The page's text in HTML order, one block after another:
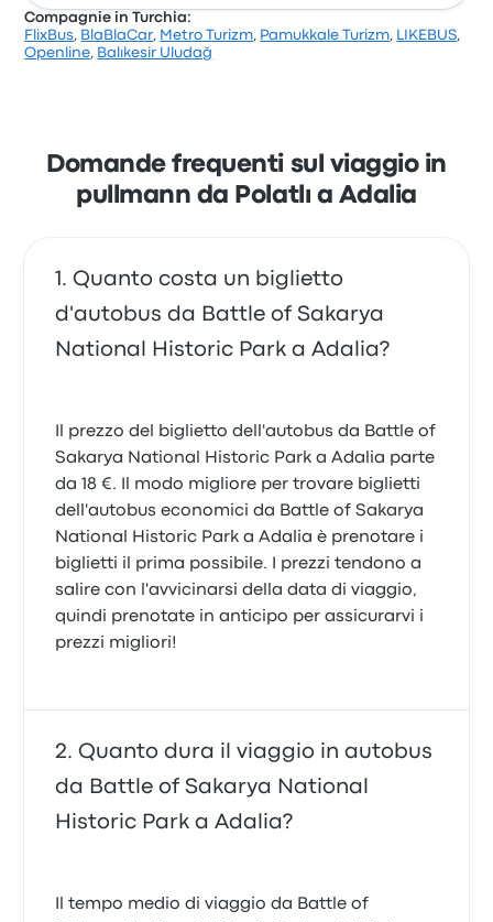
Sulla base di 3 recensioni, la compagnia è stata
partono da 22 €
Compagnie in Turchia:
FlixBus, BlaBlaCar, Metro Turizm, Pamukkale Turizm, LIKEBUS,
Openline, Balıkesir Uludağ
Domande frequenti sul viaggio in
pullmann da Polatlı a Adalia
Quanto costa un biglietto
d'autobus da Battle of Sakarya
National Historic Park a Adalia?
Il prezzo del biglietto dell'autobus da Battle of
Sakarya National Historic Park a Adalia parte
da 18 €. Il modo migliore per trovare biglietti
dell'autobus economici da Battle of Sakarya
National Historic Park a Adalia è prenotare i
biglietti il prima possibile. I prezzi tendono a
salire con l'avvicinarsi della data di viaggio,
quindi prenotate in anticipo per assicurarvi i
prezzi migliori!
Quanto dura il viaggio in autobus
da Battle of Sakarya National
Historic Park a Adalia?
Il tempo medio di viaggio da Battle of